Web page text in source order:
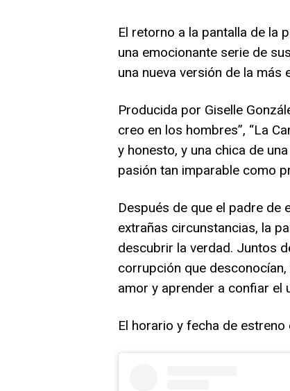
El retorno a la pantalla de la
una emocionante serie de
una nueva versión de la más
Producida por Giselle
creo en los hombres”, “La
y honesto, y una chica de
pasión tan imparable como
Después de que el padre de
extrañas circunstancias, la
descubrir la verdad. Juntos
corrupción que
amor y aprender a confiar el
El horario y fecha de